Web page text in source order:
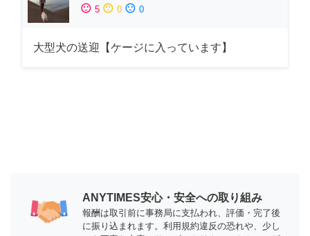
sentiment_satisfied 5 sentiment_neutral 0 sentiment_dissatisfied 0
大型犬の送迎【ケージに入っています】
ANYTIMES安心・安全への取り組み
報酬は取引前に事務局に支払われ、評価・完了後
に振り込まれます。利用規約違反の恐れや、少し